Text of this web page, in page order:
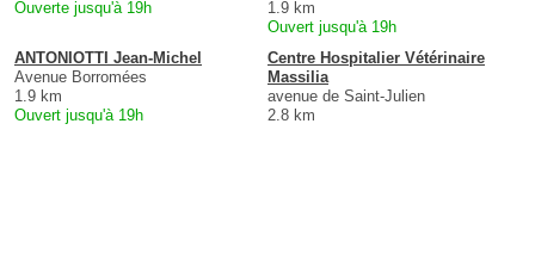
Ouverte jusqu'à 19h
1.9 km
Ouvert jusqu'à 19h
ANTONIOTTI Jean-Michel
Avenue Borromées
1.9 km
Ouvert jusqu'à 19h
Centre Hospitalier Vétérinaire
Massilia
avenue de Saint-Julien
2.8 km